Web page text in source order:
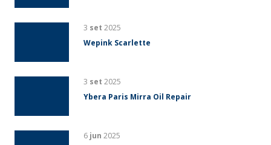
3 set 2025
Wepink Scarlette
3 set 2025
Ybera Paris Mirra Oil Repair
6 jun 2025